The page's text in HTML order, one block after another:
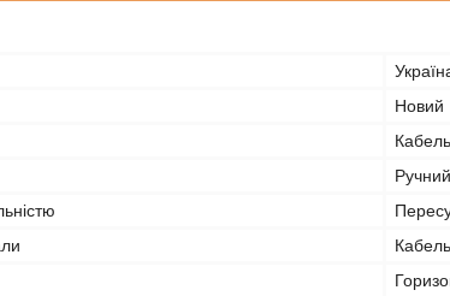
Новий
Кабель
Ручний